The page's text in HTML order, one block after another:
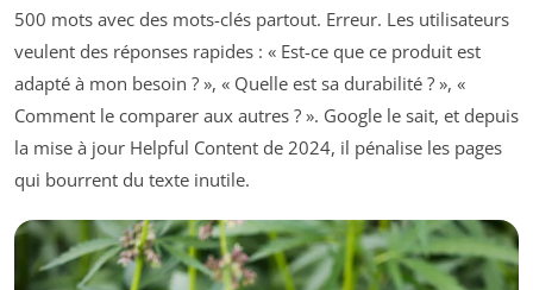
500 mots avec des mots-clés partout. Erreur. Les utilisateurs
veulent des réponses rapides : « Est-ce que ce produit est
adapté à mon besoin ? », « Quelle est sa durabilité ? », «
Comment le comparer aux autres ? ». Google le sait, et depuis
la mise à jour Helpful Content de 2024, il pénalise les pages
qui bourrent du texte inutile.